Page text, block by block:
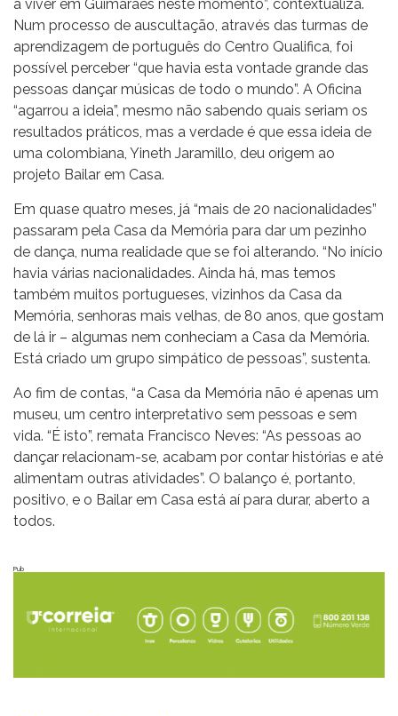
a viver em Guimarães neste momento”, contextualiza.
Num processo de auscultação, através das turmas de
aprendizagem de português do Centro Qualifica, foi
possível perceber “que havia esta vontade grande das
pessoas dançar músicas de todo o mundo”. A Oficina
“agarrou a ideia”, mesmo não sabendo quais seriam os
resultados práticos, mas a verdade é que essa ideia de
uma colombiana, Yineth Jaramillo, deu origem ao
projeto Bailar em Casa.
Em quase quatro meses, já “mais de 20 nacionalidades”
passaram pela Casa da Memória para dar um pezinho
de dança, numa realidade que se foi alterando. “No início
havia várias nacionalidades. Ainda há, mas temos
também muitos portugueses, vizinhos da Casa da
Memória, senhoras mais velhas, de 80 anos, que gostam
de lá ir – algumas nem conheciam a Casa da Memória.
Está criado um grupo simpático de pessoas”, sustenta.
Ao fim de contas, “a Casa da Memória não é apenas um
museu, um centro interpretativo sem pessoas e sem
vida. “É isto”, remata Francisco Neves: “As pessoas ao
dançar relacionam-se, acabam por contar histórias e até
alimentam outras atividades”. O balanço é, portanto,
positivo, e o Bailar em Casa está aí para durar, aberto a
todos.
Pub